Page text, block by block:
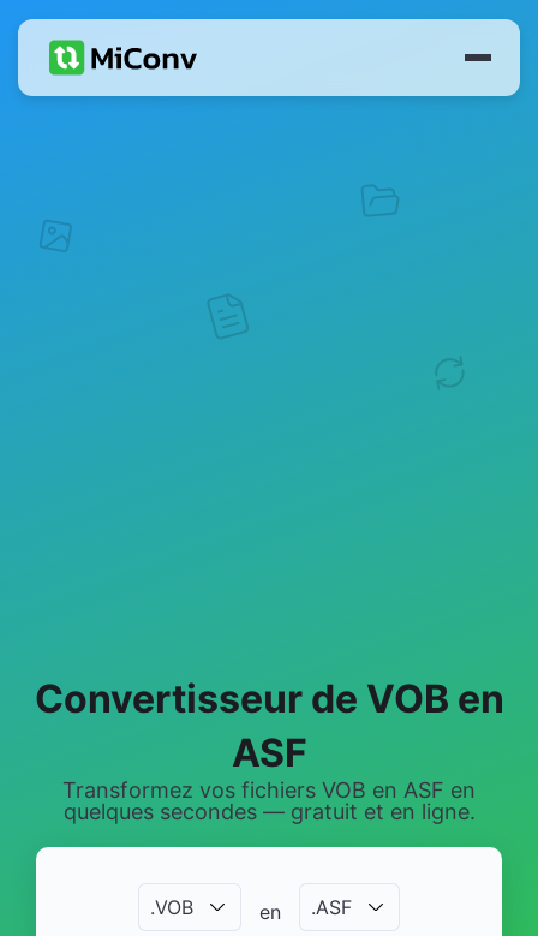
Convertisseur de VOB en
ASF
Transformez vos fichiers VOB en ASF en
quelques secondes — gratuit et en ligne.
.VOB en .ASF